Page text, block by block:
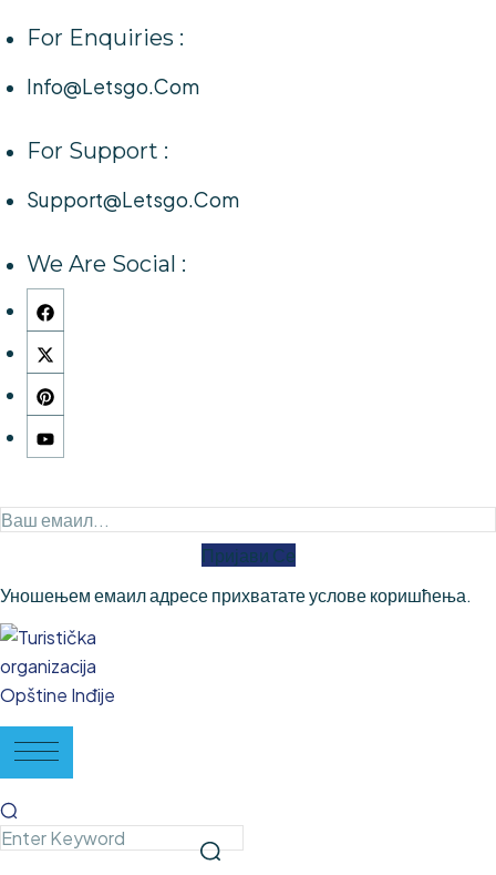
For Enquiries :
Info@letsgo.com
For Support :
Support@letsgo.com
We Are Social :
Пријави Се
Уношењем емаил адресе прихватате услове коришћења.